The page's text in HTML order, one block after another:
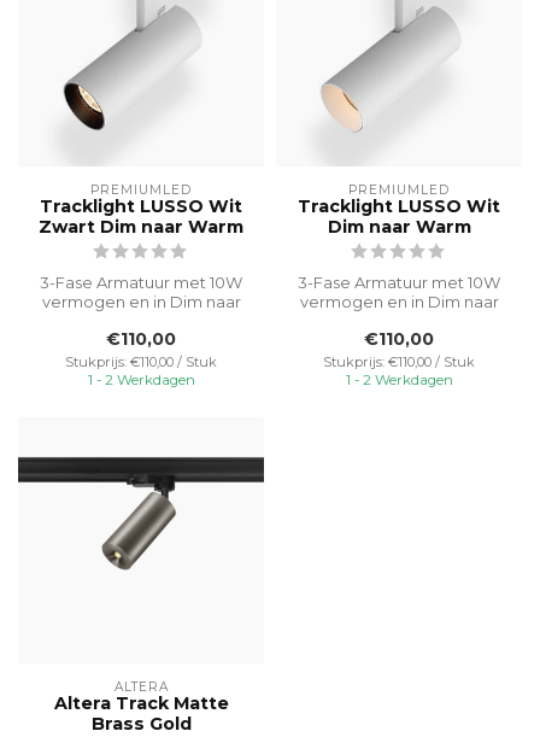
PREMIUMLED
Tracklight LUSSO Wit
Zwart Dim naar Warm
3-Fase Armatuur met 10W
vermogen en in Dim naar
zich aan...
€110,00
Stukprijs: €110,00 / Stuk
1 - 2 Werkdagen
PREMIUMLED
Tracklight LUSSO Wit
Dim naar Warm
3-Fase Armatuur met 10W
vermogen en in Dim naar
zich aan...
€110,00
Stukprijs: €110,00 / Stuk
1 - 2 Werkdagen
ALTERA
Altera Track Matte
Brass Gold